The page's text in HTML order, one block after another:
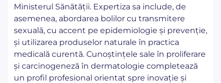
Ministerul Sănătății. Expertiza sa include, de
asemenea, abordarea bolilor cu transmitere
sexuală, cu accent pe epidemiologie și prevenție,
și utilizarea produselor naturale în practica
medicală curentă. Cunoștințele sale în proliferare
și carcinogeneză în dermatologie completează
un profil profesional orientat spre inovație și